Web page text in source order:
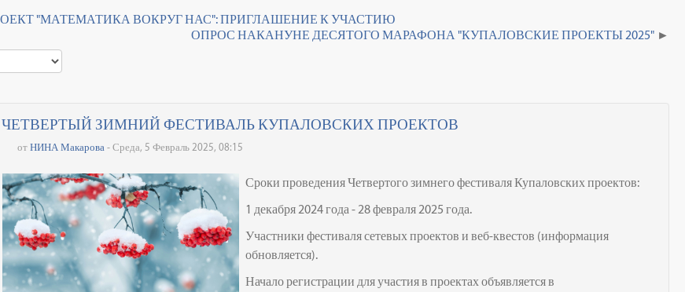
"МАТЕМАТИКА ВОКРУГ НАС": ПРИГЛАШЕНИЕ К УЧАСТИЮ
ОПРОС НАКАНУНЕ ДЕСЯТОГО МАРАФОНА "КУПАЛОВСКИЕ ПРОЕКТЫ 2025"
ЧЕТВЕРТЫЙ ЗИМНИЙ ФЕСТИВАЛЬ КУПАЛОВСКИХ ПРОЕКТОВ
отНИНА Макарова - Среда, 5 Февраль 2025, 08:15
Сроки проведения Четвертого зимнего фестиваля Купаловских проектов:
1 декабря 2024 года - 28 февраля 2025 года.
Участники фестиваля сетевых проектов и веб-квестов (информация
обновляется).
Начало регистрации для участия в проектах объявляется в